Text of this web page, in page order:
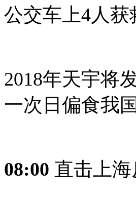
公交车上4人获
2018年天宇将
一次日偏食我
08:00 直击上